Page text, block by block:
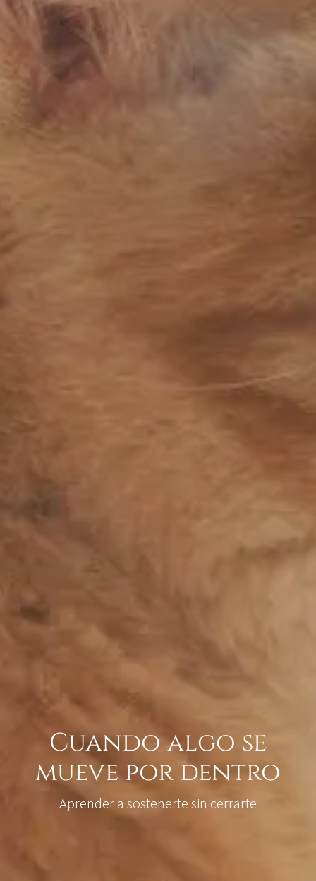
Cuando algo se
mueve por dentro
Aprender a sostenerte sin cerrarte